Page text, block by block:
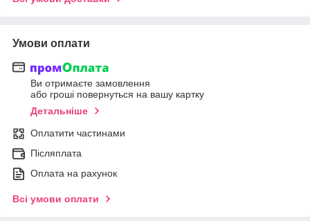
Умови оплати
Ви отримаєте замовлення
або гроші повернуться на вашу картку
Детальніше
Оплатити частинами
Післяплата
Оплата на рахунок
Всі умови оплати